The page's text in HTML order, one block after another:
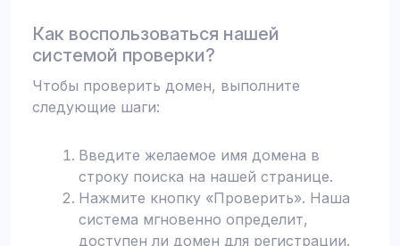
Как воспользоваться нашей
системой проверки?
Чтобы проверить домен, выполните
следующие шаги:
Введите желаемое имя домена в
строку поиска на нашей странице.
Нажмите кнопку «Проверить». Наша
система мгновенно определит,
доступен ли домен для регистрации.